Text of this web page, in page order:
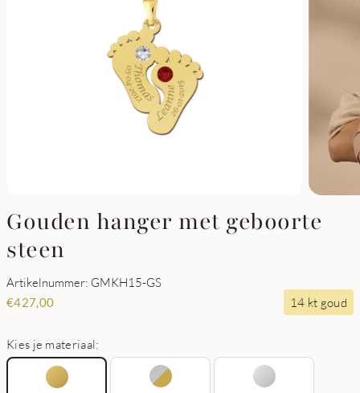
Gouden hanger met geboorte
steen
Artikelnummer: GMKH15-GS
€427,00 14 kt goud
Kies je materiaal: